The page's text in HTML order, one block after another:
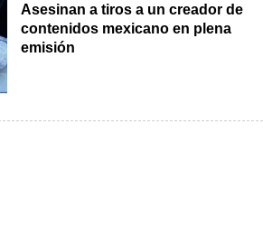
Asesinan a tiros a un creador de
contenidos mexicano en plena
emisión